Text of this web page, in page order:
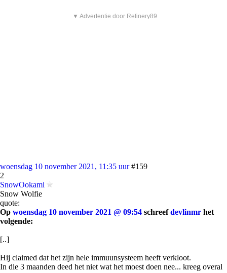
▼ Advertentie door Refinery89
woensdag 10 november 2021, 11:35 uur #159
2
SnowOokami
Snow Wolfie
quote:
Op woensdag 10 november 2021 @ 09:54 schreefdevlinmr het
volgende:
[..]
Hij claimed dat het zijn hele immuunsysteem heeft verkloot.
In die 3 maanden deed het niet wat het moest doen nee... kreeg overal